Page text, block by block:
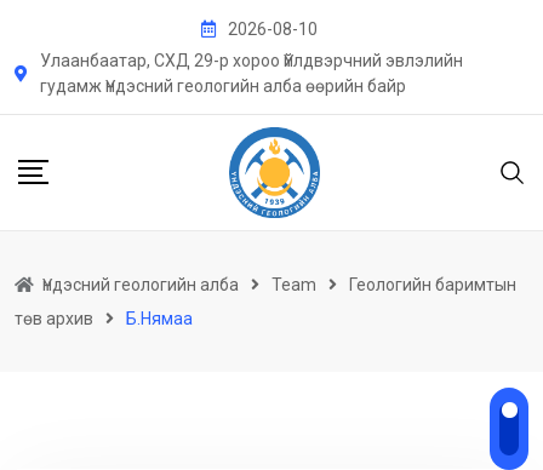
content
2026-08-10
Улаанбаатар, СХД 29-р хороо Үйлдвэрчний эвлэлийн
гудамж Үндэсний геологийн алба өөрийн байр
Үндэсний геологийн алба Team
Геологийн баримтын
төв архив
Б.Нямаа